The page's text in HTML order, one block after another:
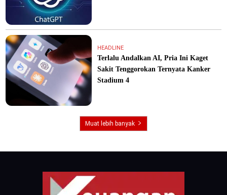
HEADLINE
Terlalu Andalkan AI, Pria Ini Kaget
Sakit Tenggorokan Ternyata Kanker
Stadium 4
Muat lebih banyak